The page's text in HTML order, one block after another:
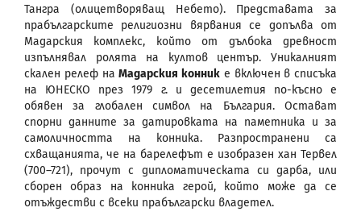
Тангра (олицетворяващ Небето). Представата за
прабългарските религиозни вярвания се допълва от
Мадарския комплекс, който от дълбока древност
изпълнявал ролята на култов център. Уникалният
скален релеф наМадарския конник е включен в списъка
на ЮНЕСКО през 1979 г. и десетилетия по-късно е
обявен за глобален символ на България. Остават
спорни данните за датировката на паметника и за
самоличността на конника. Разпространени са
схващанията, че на барелефът е изобразен хан Тервел
(700–721), прочут с дипломатическата си дарба, или
сборен образ на конника герой, който може да се
отъждестви с всеки прабългарски владетел.